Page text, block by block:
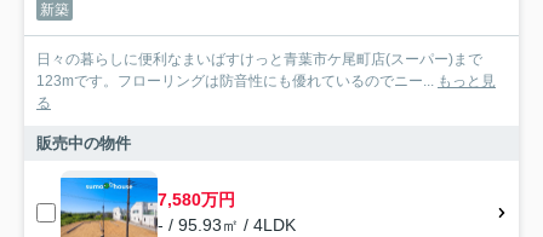
新築
日々の暮らしに便利なまいばすけっと青葉市ケ尾町店(スーパー)まで
123mです。フローリングは防音性にも優れているのでニー... もっと見
る
販売中の物件
7,580万円
- / 95.93㎡ / 4LDK